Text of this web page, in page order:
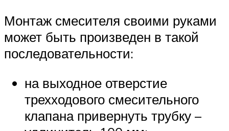
Монтаж смесителя своими руками
может быть произведен в такой
последовательности:
на выходное отверстие
трехходового смесительного
клапана привернуть трубку –